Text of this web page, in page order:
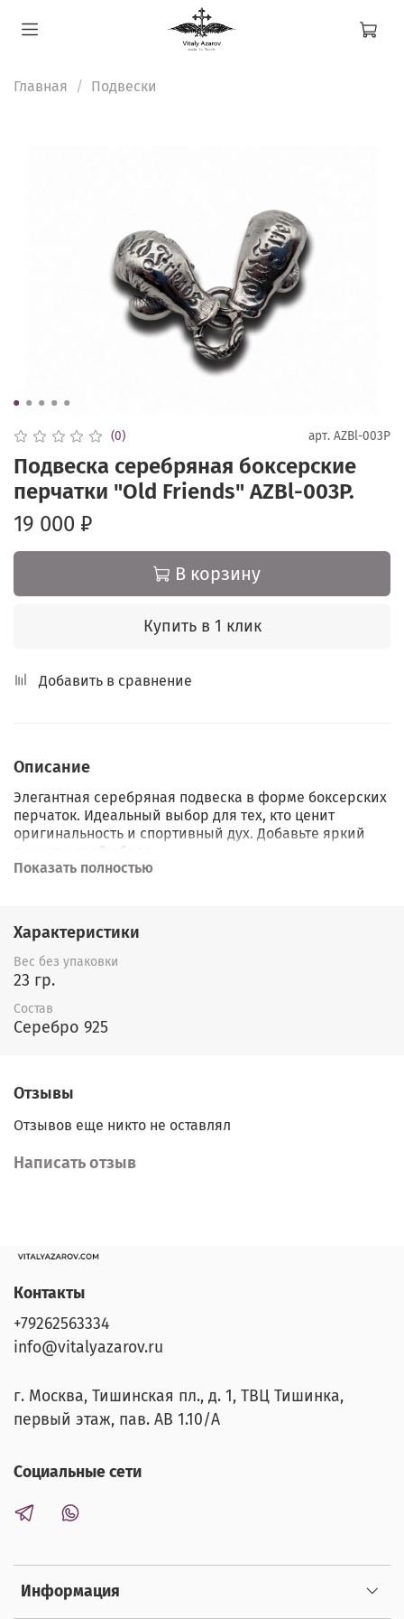
Главная Подвески
(0) арт. AZBl-003P
Подвеска серебряная боксерские
перчатки "Old Friends" AZBl-003P.
19 000 ₽
В корзину
Купить в 1 клик
Добавить в сравнение
Описание
Элегантная серебряная подвеска в форме боксерских
перчаток. Идеальный выбор для тех, кто ценит
оригинальность и спортивный дух. Добавьте яркий
акцент в свой образ.
Показать полностью
Характеристики
Вес без упаковки
23 гр.
Состав
Серебро 925
Отзывы
Отзывов еще никто не оставлял
Написать отзыв
Информация
Контакты
+79262563334
info@vitalyazarov.ru
г. Москва, Тишинская пл., д. 1, ТВЦ Тишинка,
первый этаж, пав. АВ 1.10/A
Социальные сети